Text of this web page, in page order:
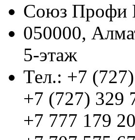
Союз Профи
050000,
5-этаж
Тел.: +7
+7 (727) 329
+7 777 179